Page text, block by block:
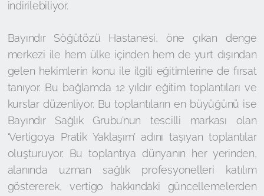
indirilebiliyor.
Bayındır Söğütözü Hastanesi, öne çıkan denge
merkezi ile hem ülke içinden hem de yurt dışından
gelen hekimlerin konu ile ilgili eğitimlerine de fırsat
tanıyor. Bu bağlamda 12 yıldır eğitim toplantıları ve
kurslar düzenliyor. Bu toplantıların en büyüğünü ise
Bayındır Sağlık Grubu’nun tescilli markası olan
‘Vertigoya Pratik Yaklaşım’ adını taşıyan toplantılar
oluşturuyor. Bu toplantıya dünyanın her yerinden,
alanında uzman sağlık profesyonelleri katılım
göstererek, vertigo hakkındaki güncellemelerden